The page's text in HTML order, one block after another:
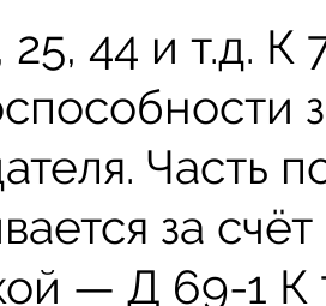
25, 44 и т.д.
Часть
за
— Д 69-1 К